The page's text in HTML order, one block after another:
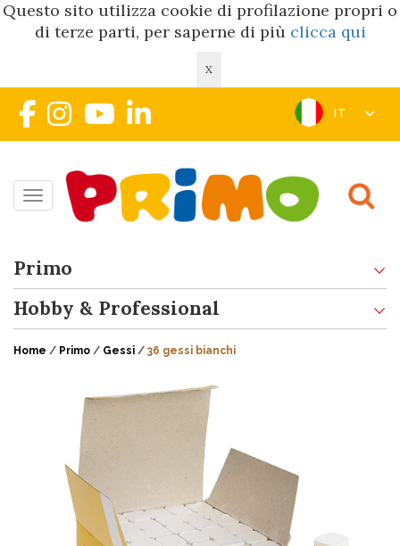
Questo sito utilizza cookie di profilazione propri o
di terze parti, per saperne di più clicca qui
X
IT
Toggle navigation
Primo
Hobby & Professional
Home / Primo / Gessi / 36 gessi bianchi